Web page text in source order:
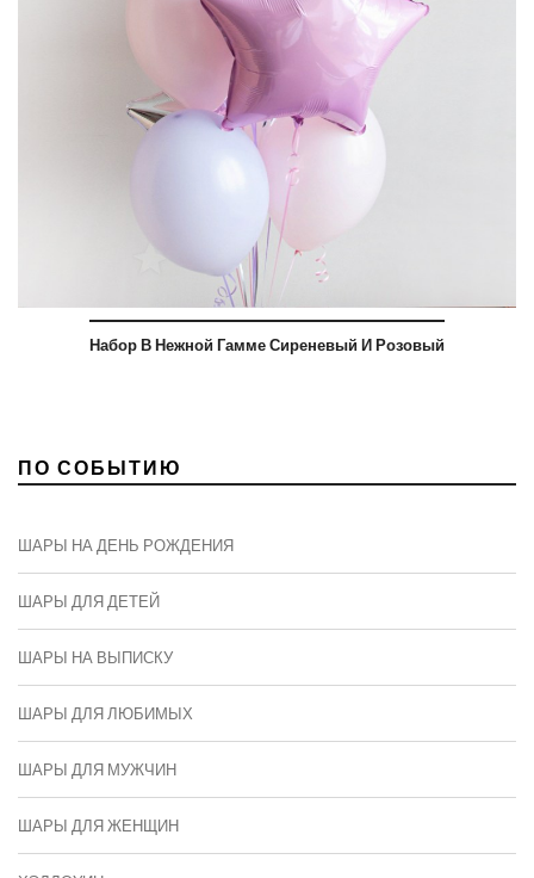
Набор В Нежной Гамме Сиреневый И Розовый
ПО СОБЫТИЮ
ШАРЫ НА ДЕНЬ РОЖДЕНИЯ
ШАРЫ ДЛЯ ДЕТЕЙ
ШАРЫ НА ВЫПИСКУ
ШАРЫ ДЛЯ ЛЮБИМЫХ
ШАРЫ ДЛЯ МУЖЧИН
ШАРЫ ДЛЯ ЖЕНЩИН